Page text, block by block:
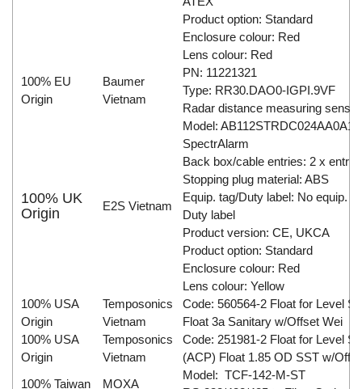
Product option: Standard
Enclosure colour: Red
Lens colour: Red
100% EU
Origin
Baumer
Vietnam
PN: 11221321
Type: RR30.DAO0-IGPI.9VF
Radar distance measuring
100% UK
Origin
E2S Vietnam
Model:
SpectrAlarm
Back box/cable entries: 2 x
Stopping plug material: ABS
Equip. tag/Duty label: No equip.
Duty label
Product version: CE, UKCA
Product option: Standard
Enclosure colour: Red
Lens colour: Yellow
100% USA
Origin
Temposonics
Vietnam
Code: 560564-2 Float for Level
Float 3a Sanitary w/Offset Wei
100% USA
Origin
Temposonics
Vietnam
Code: 251981-2 Float for Level
(ACP) Float 1.85 OD SST w/Offs
100% Taiwan
MOXA
Model: TCF-142-M-ST